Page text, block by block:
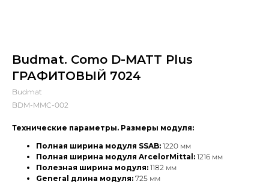
Budmat. Como D-MATT Plus
ГРАФИТОВЫЙ 7024
Budmat
BDM-MMC-002
Технические параметры. Размеры модуля:
Полная ширина модуля SSAB: 1220 мм
Полная ширина модуля ArcelorMittal: 1216 мм
Полезная ширина модуля: 1182 мм
General длина модуля: 725 мм